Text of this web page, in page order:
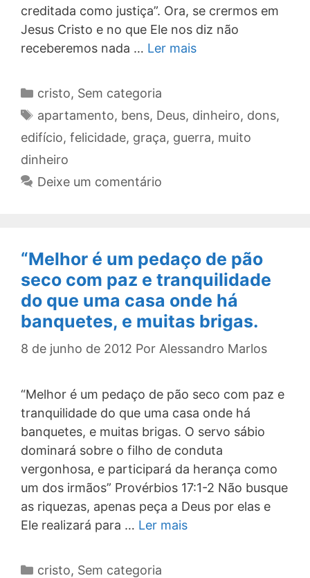
creditada como justiça”. Ora, se crermos em
Jesus Cristo e no que Ele nos diz não
receberemos nada … Ler mais
Categorias
cristo, Sem categoria
Tags
apartamento, bens, Deus, dinheiro, dons,
edifício, felicidade, graça, guerra, muito
dinheiro
Deixe um comentário
“Melhor é um pedaço de pão
seco com paz e tranquilidade
do que uma casa onde há
banquetes, e muitas brigas.
8 de junho de 2012 Por Alessandro Marlos
“Melhor é um pedaço de pão seco com paz e
tranquilidade do que uma casa onde há
banquetes, e muitas brigas. O servo sábio
dominará sobre o filho de conduta
vergonhosa, e participará da herança como
um dos irmãos” Provérbios 17:1-2 Não busque
as riquezas, apenas peça a Deus por elas e
Ele realizará para … Ler mais
Categorias
cristo, Sem categoria